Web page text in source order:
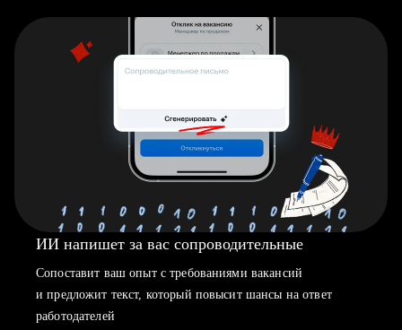
ИИ напишет за вас сопроводительные
Сопоставит ваш опыт с требованиями вакансий
и предложит текст, который повысит шансы на ответ
работодателей